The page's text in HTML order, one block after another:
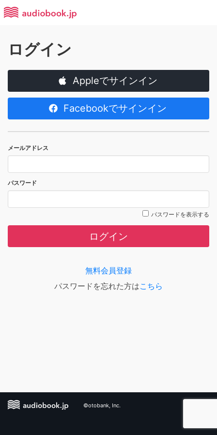
ログイン
Appleでサインイン
Facebookでサインイン
メールアドレス
パスワード
パスワードを表示する
ログイン
無料会員登録
パスワードを忘れた方はこちら
©otobank, Inc.